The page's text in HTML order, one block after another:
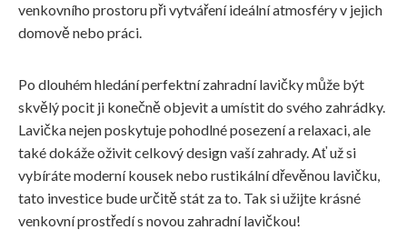
venkovního prostoru při vytváření ideální atmosféry v jejich
domově nebo práci.
Po dlouhém hledání perfektní zahradní lavičky může být
skvělý pocit ji konečně objevit a umístit do svého zahrádky.
Lavička nejen poskytuje pohodlné posezení a relaxaci, ale
také dokáže oživit celkový design vaší zahrady. Ať už si
vybíráte moderní kousek nebo rustikální dřevěnou lavičku,
tato investice bude určitě stát za to. Tak si užijte krásné
venkovní prostředí s novou zahradní lavičkou!